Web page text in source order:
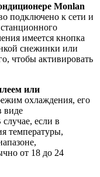
Monlan
подключено к сети и
имеется кнопка
снежинки или
чтобы активировать
или
охлаждения, его
виде
если в
температуры,
от 18 до 24